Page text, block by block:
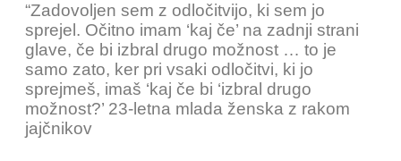
“Zadovoljen sem z odločitvijo, ki sem jo
sprejel. Očitno imam ‘kaj če’ na zadnji strani
glave, če bi izbral drugo možnost … to je
samo zato, ker pri vsaki odločitvi, ki jo
sprejmeš, imaš ‘kaj če bi ‘izbral drugo
možnost?’ 23-letna mlada ženska z rakom
jajčnikov